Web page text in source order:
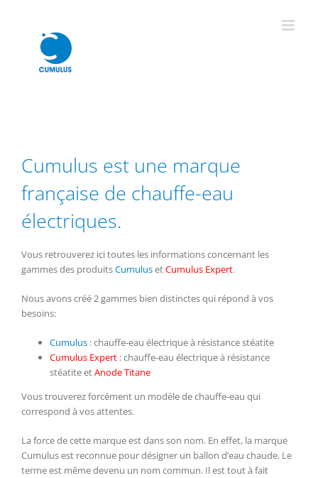
Cumulus est une marque
française de chauffe-eau
électriques.
Vous retrouverez ici toutes les informations concernant les
gammes des produitsCumulusetCumulus Expert.
Nous avons créé 2 gammes bien distinctes qui répond à vos
besoins:
Cumulus : chauffe-eau électrique à résistance stéatite
Cumulus Expert : chauffe-eau électrique à résistance
stéatite etAnode Titane
Vous trouverez forcément un modèle de chauffe-eau qui
correspond à vos attentes.
La force de cette marque est dans son nom. En effet, la marque
Cumulus est reconnue pour désigner un ballon d’eau chaude. Le
terme est même devenu un nom commun. Il est tout à fait